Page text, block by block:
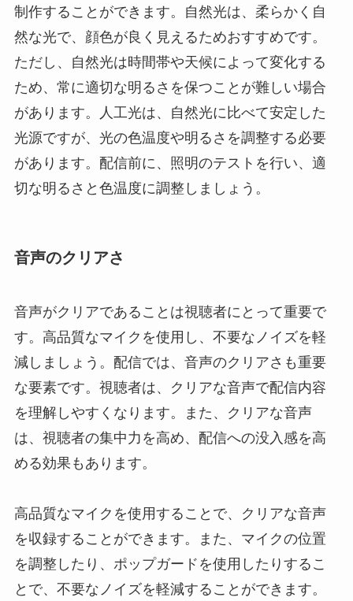
制作することができます。自然光は、柔らかく自
然な光で、顔色が良く見えるためおすすめです。
ただし、自然光は時間帯や天候によって変化する
ため、常に適切な明るさを保つことが難しい場合
があります。人工光は、自然光に比べて安定した
光源ですが、光の色温度や明るさを調整する必要
があります。配信前に、照明のテストを行い、適
切な明るさと色温度に調整しましょう。
音声のクリアさ
音声がクリアであることは視聴者にとって重要で
す。高品質なマイクを使用し、不要なノイズを軽
減しましょう。配信では、音声のクリアさも重要
な要素です。視聴者は、クリアな音声で配信内容
を理解しやすくなります。また、クリアな音声
は、視聴者の集中力を高め、配信への没入感を高
める効果もあります。
高品質なマイクを使用することで、クリアな音声
を収録することができます。また、マイクの位置
を調整したり、ポップガードを使用したりするこ
とで、不要なノイズを軽減することができます。